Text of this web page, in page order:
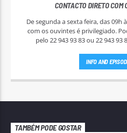
CONTACTO DIRETO COM
De segunda a sexta feira, das 09h
com os ouvintes é privilegiado.
pelo 22 943 93 83 ou 22 943 93 88. Esteja atento
INFO AND
TAMBÉM PODE GOSTAR